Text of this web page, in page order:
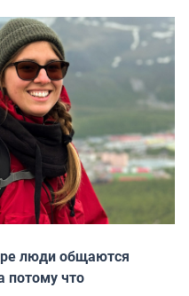
люди общаются
потому что